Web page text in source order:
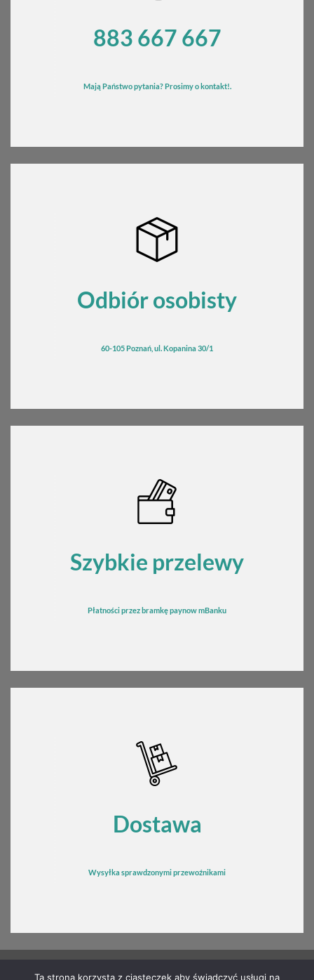
883 667 667
Mają Państwo pytania? Prosimy o kontakt!.
Odbiór osobisty
60-105 Poznań, ul. Kopanina 30/1
Szybkie przelewy
Płatności przez bramkępaynow mBanku
Dostawa
Wysyłka sprawdzonymi przewoźnikami
Ta strona korzysta z ciasteczek aby świadczyć usługi na